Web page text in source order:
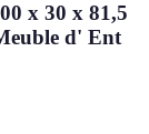
x 30 x 81,5
d' Ent